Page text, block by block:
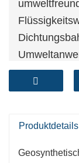
als
Produktdetails